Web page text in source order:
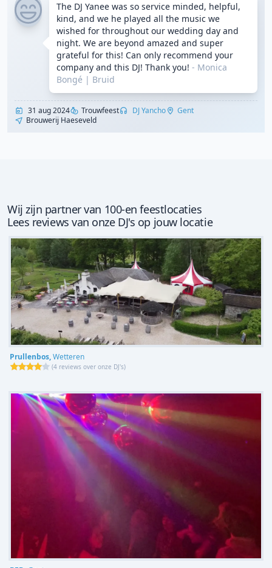
The DJ Yanee was so service minded, helpful,
kind, and we he played all the music we
wished for throughout our wedding day and
night. We are beyond amazed and super
grateful for this! Can only recommend your
company and this DJ! Thank you! - Monica
Bongé | Bruid
31 aug 2024 Trouwfeest DJ Yancho
Gent
Brouwerij Haeseveld
Wij zijn partner van 100-en feestlocaties
Lees reviews van onze DJ's op jouw locatie
Prullenbos,Wetteren
(4 reviews over onze DJ's)